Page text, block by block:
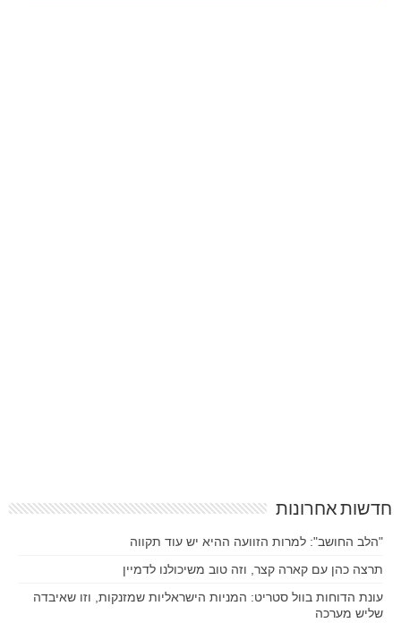
חדשות אחרונות
"הלב החושב": למרות הזוועה ההיא יש עוד תקווה
תרצה כהן עם קארה קצר, וזה טוב משיכולנו לדמיין
עונת הדוחות בוול סטריט: המניות הישראליות שמזנקות, וזו שאיבדה
שליש מערכה